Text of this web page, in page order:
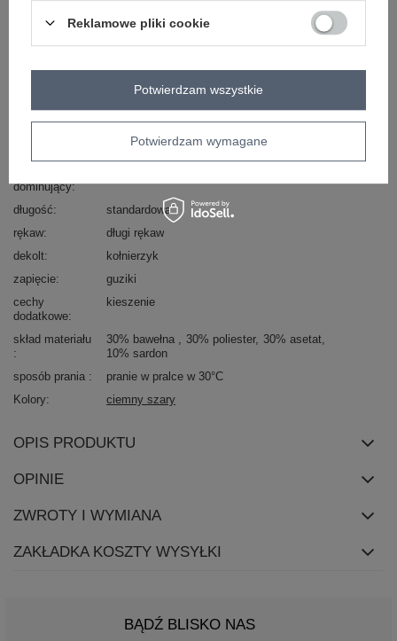
PATISKHA
rozmiar
standardowy
casual
okazja
codzienne
gładki
dominujący
długość
standardowa
rękaw
długi rękaw
dekolt
kołnierzyk
zapięcie
guziki
cechy
dodatkowe
kieszenie
skład materiału 30% bawełna 30% poliester
30% asetat
10% sardon
sposób prania
pranie w pralce w 30°C
Kolory
ciemny szary
OPIS PRODUKTU
OPINIE
ZWROTY I WYMIANA
ZAKŁADKA KOSZTY WYSYŁKI
BĄDŹ BLISKO NAS
Reklamowe pliki cookie
Potwierdzam wymagane
Potwierdzam wszystkie